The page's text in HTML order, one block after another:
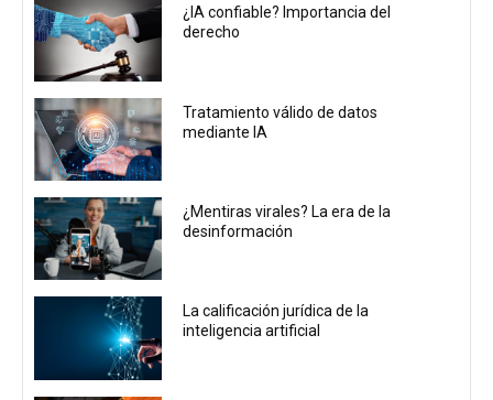
¿IA confiable? Importancia del
derecho
Tratamiento válido de datos
mediante IA
¿Mentiras virales? La era de la
desinformación
La calificación jurídica de la
inteligencia artificial